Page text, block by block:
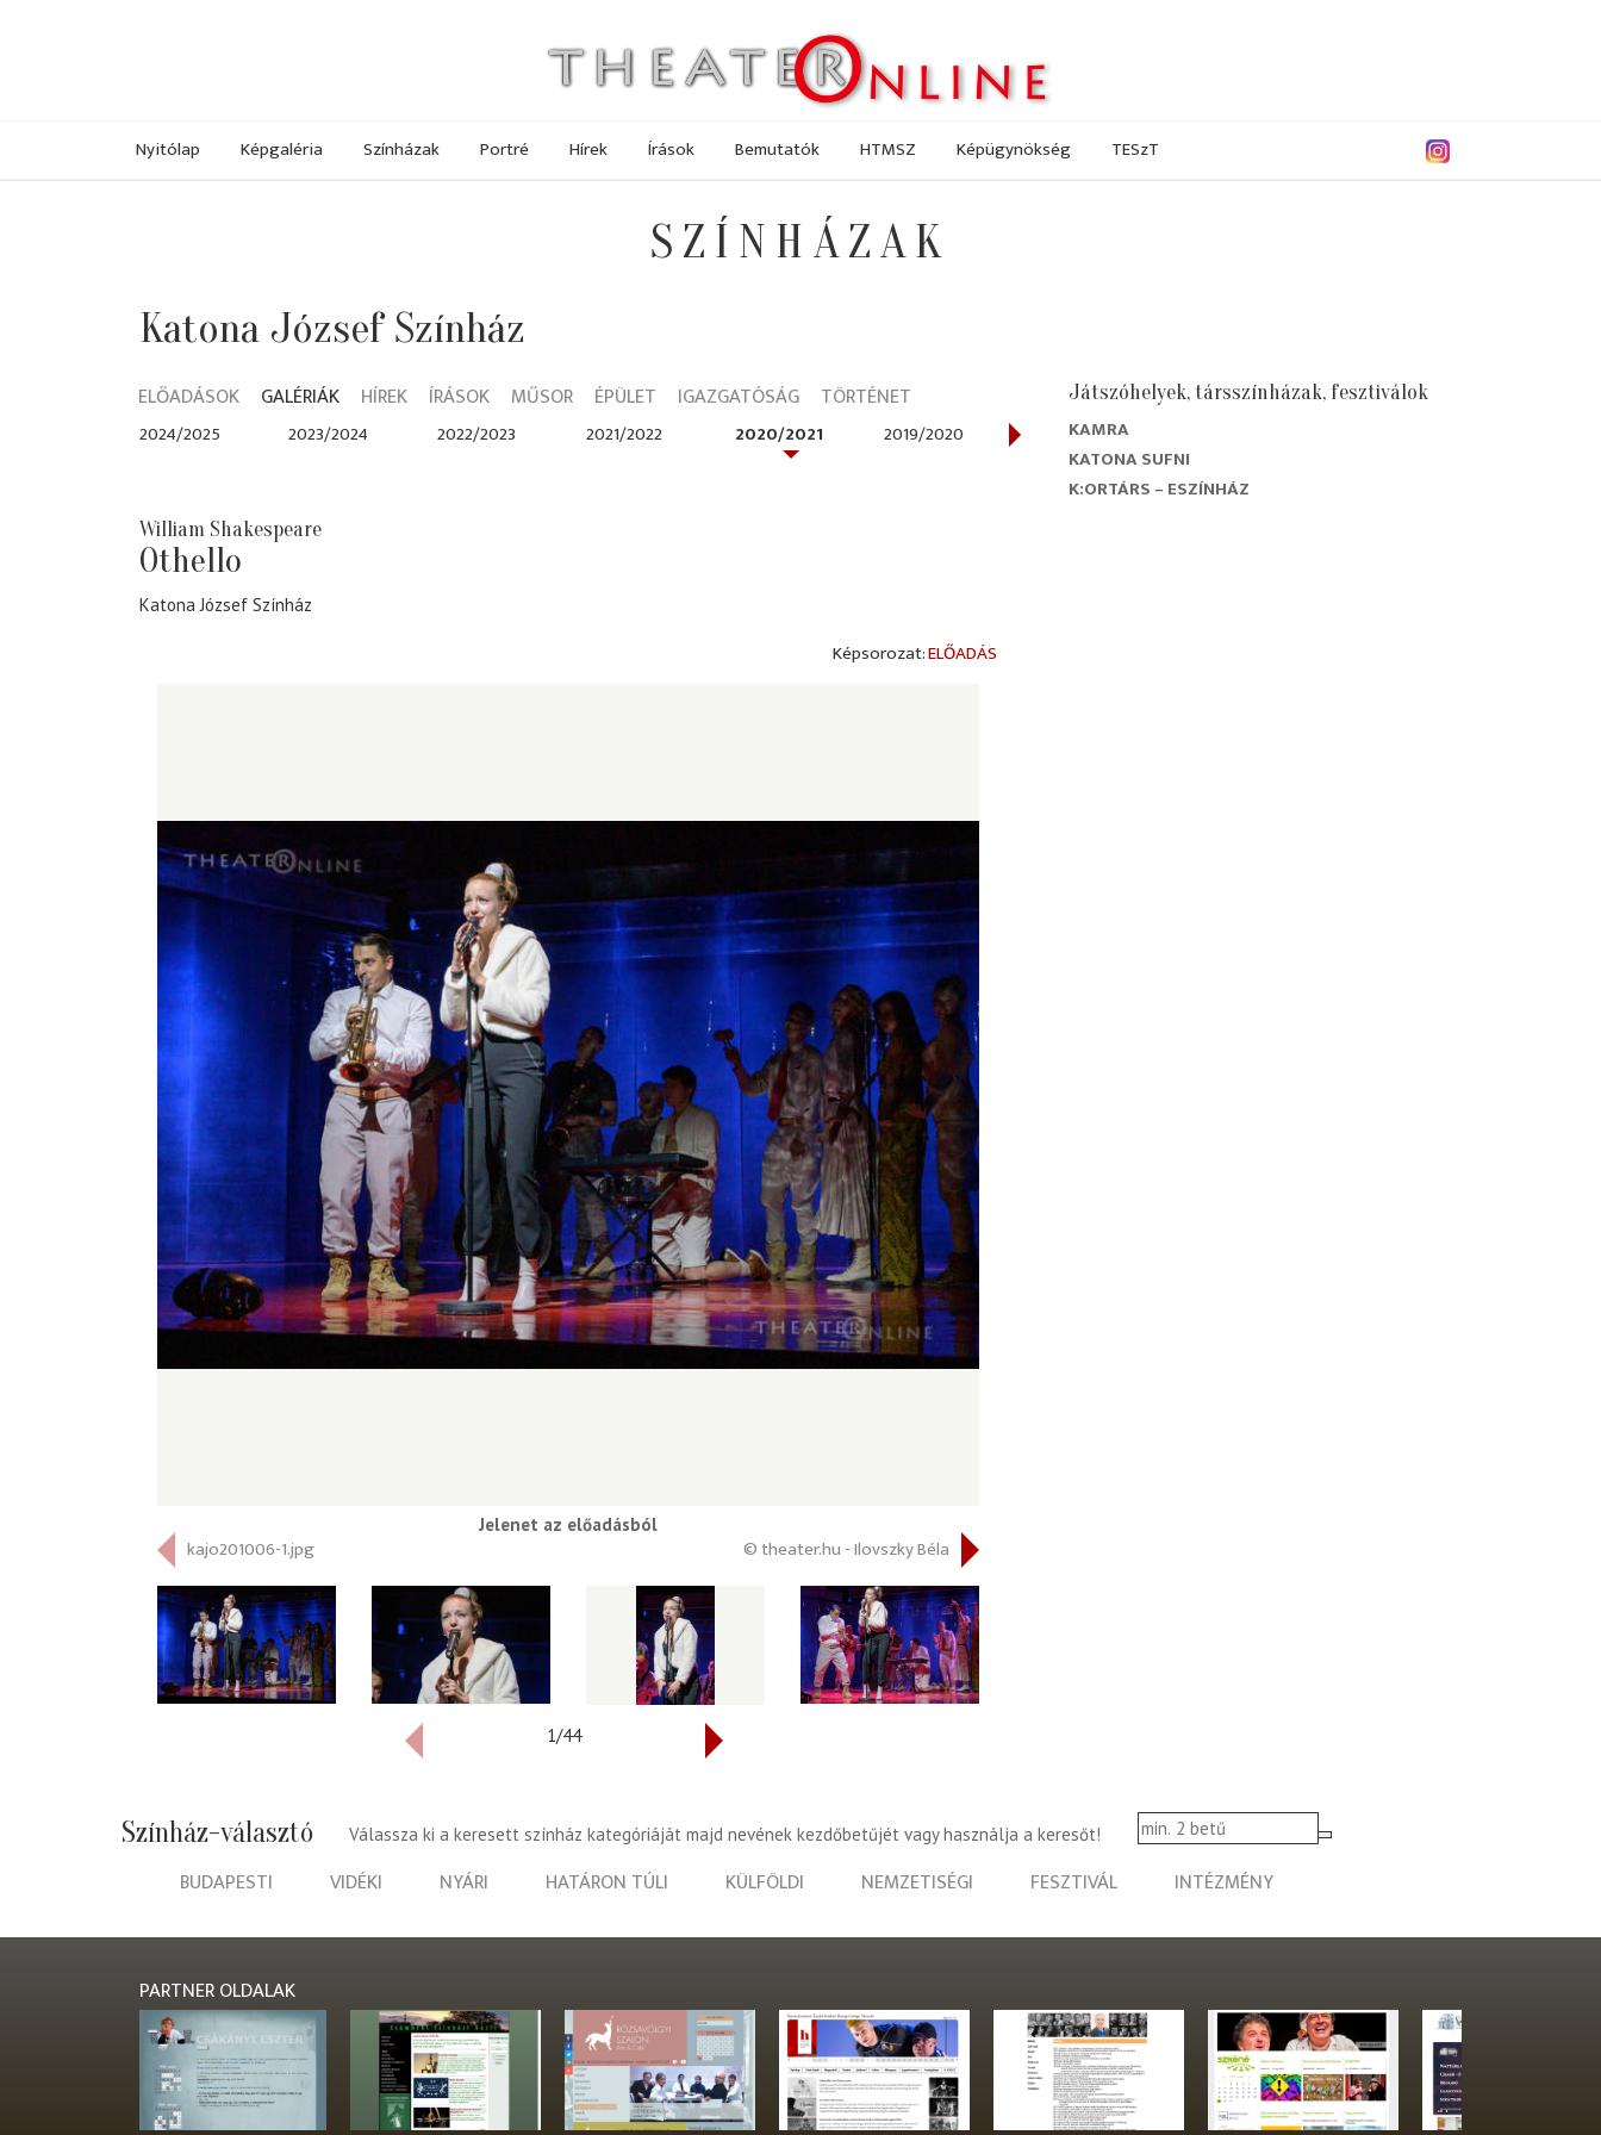
Nyitólap Képgaléria Színházak Portré Hírek Írások Bemutatók HTMSZ Képügynökség TESzT
SZÍNHÁZAK
Katona József Színház
ELŐADÁSOK GALÉRIÁK HÍREK ÍRÁSOK MŰSOR ÉPÜLET IGAZGATÓSÁG TÖRTÉNET
2024/2025 2023/2024 2022/2023 2021/2022 2020/2021 2019/2020 2018/2019
William Shakespeare
Othello
Katona József Színház
ELŐADÁS
Jelenet az előadásból
© theater.hu - Ilovszky Béla
kajo201006-1.jpg
1/44
Játszóhelyek, társszínházak, fesztiválok
KAMRA
KATONA SUFNI
K:ORTÁRS – ESZÍNHÁZ
Színház-választó Válassza ki a keresett színház kategóriáját majd nevének kezdőbetűjét vagy használja a keresőt!
BUDAPESTI VIDÉKI NYÁRI HATÁRON TÚLI KÜLFÖLDI NEMZETISÉGI FESZTIVÁL INTÉZMÉNY
PARTNER OLDALAK